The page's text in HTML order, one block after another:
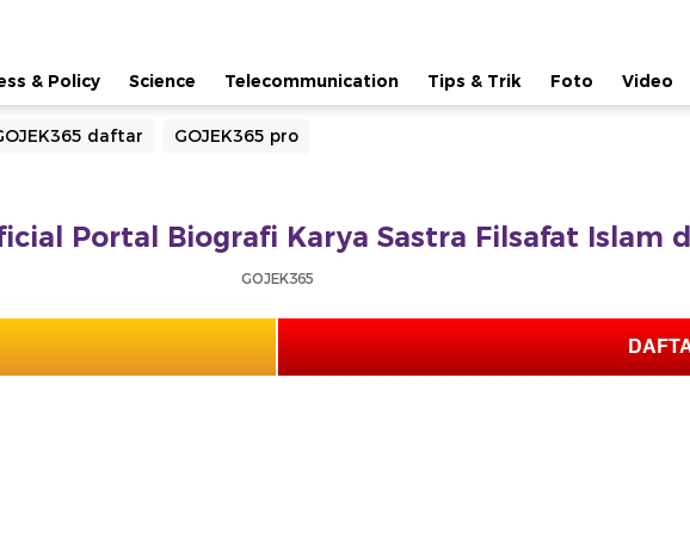
& Policy Science Telecommunication Tips & Trik Foto Video
daftar GOJEK365 pro
Portal Biografi Karya Sastra Filsafat Islam
GOJEK365